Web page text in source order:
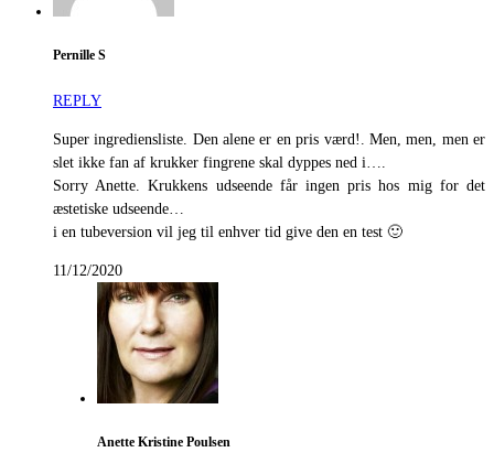
Pernille S
REPLY
Super ingrediensliste. Den alene er en pris værd!. Men, men, men er
slet ikke fan af krukker fingrene skal dyppes ned i….
Sorry Anette. Krukkens udseende får ingen pris hos mig for det
æstetiske udseende…
i en tubeversion vil jeg til enhver tid give den en test 🙂
11/12/2020
Anette Kristine Poulsen